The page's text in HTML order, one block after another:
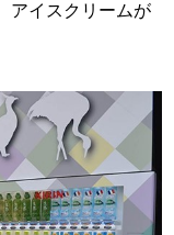
アイスクリームが